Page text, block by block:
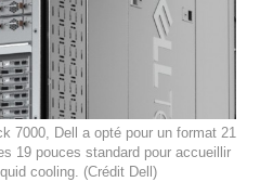
7000, Dell a opté pour un format 21
19 pouces standard pour accueillir
cooling. (Crédit Dell)